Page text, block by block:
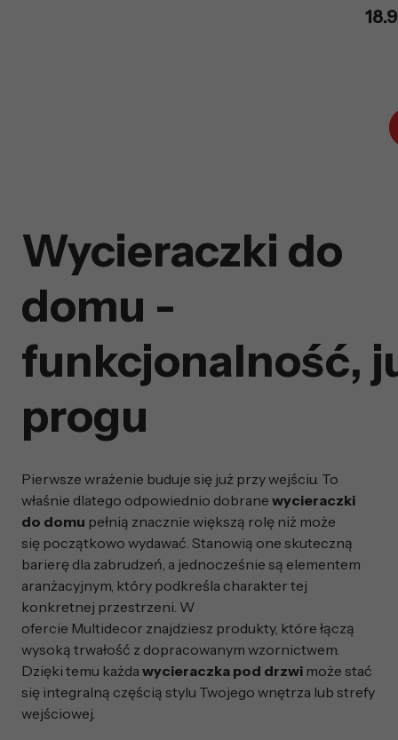
Wycieraczki do
domu -
funkcjonalność,
progu
Pierwsze wrażenie buduje się już przy wejściu. To
właśnie dlatego odpowiednio dobrane wycieraczki
do domu pełnią znacznie większą rolę niż może
się początkowo wydawać. Stanowią one skuteczną
barierę dla zabrudzeń, a jednocześnie są elementem
aranżacyjnym, który podkreśla charakter tej
konkretnej przestrzeni. W
ofercie Multidecor znajdziesz produkty, które łączą
wysoką trwałość z dopracowanym wzornictwem.
Dzięki temu każda wycieraczka pod drzwi może stać
się integralną częścią stylu Twojego wnętrza lub strefy
wejściowej.